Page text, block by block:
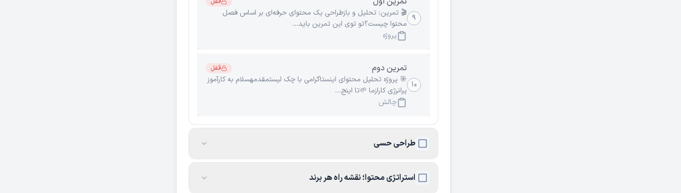
۹ 🎬 تمرین: تحلیل و بازطراحی یک محتوای حرفه‌ای بر اساس فصل
محتوا چیست؟تو توی این تمرین باید...
پروژه
۱۰
تمرین دوم قفل
🎯 پروژه تحلیل محتوای اینستاگرامی با چک لیستمقدمهسلام به کارآموز
پرانرژی کارازما 🌱تا اینج...
چالش
طراحی حسی
استراتژی محتوا؛ نقشه راه هر برند